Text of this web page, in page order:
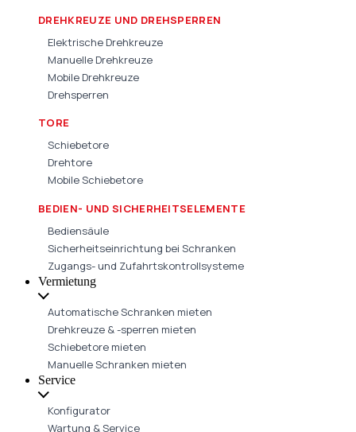
DREHKREUZE UND DREHSPERREN
Elektrische Drehkreuze
Manuelle Drehkreuze
Mobile Drehkreuze
Drehsperren
TORE
Schiebetore
Drehtore
Mobile Schiebetore
BEDIEN- UND SICHERHEITSELEMENTE
Bediensäule
Sicherheitseinrichtung bei Schranken
Zugangs- und Zufahrtskontrollsysteme
Vermietung
Automatische Schranken mieten
Drehkreuze & -sperren mieten
Schiebetore mieten
Manuelle Schranken mieten
Service
Konfigurator
Wartung & Service